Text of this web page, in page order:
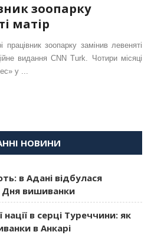
зоопарку
матір
працівник зоопарку замінив левеняті
видання CNN Turk. Чотири місяці
у ...
НОВИНИ
в Адані відбулася
Дня вишиванки
в серці Туреччини: як
в Анкарі